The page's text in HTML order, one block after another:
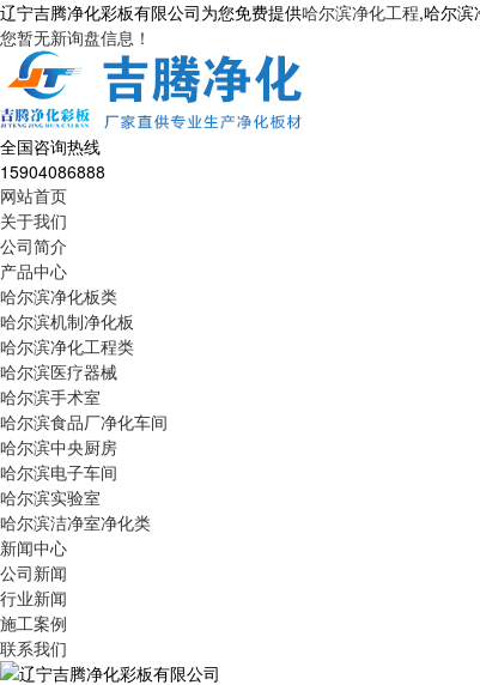
辽宁吉腾净化彩板有限公司为您免费提供哈尔滨净化工程,哈尔滨
您暂无新询盘信息！
全国咨询热线
15904086888
网站首页
关于我们
公司简介
产品中心
哈尔滨净化板类
哈尔滨机制净化板
哈尔滨净化工程类
哈尔滨医疗器械
哈尔滨手术室
哈尔滨食品厂净化车间
哈尔滨中央厨房
哈尔滨电子车间
哈尔滨实验室
哈尔滨洁净室净化类
新闻中心
公司新闻
行业新闻
施工案例
联系我们